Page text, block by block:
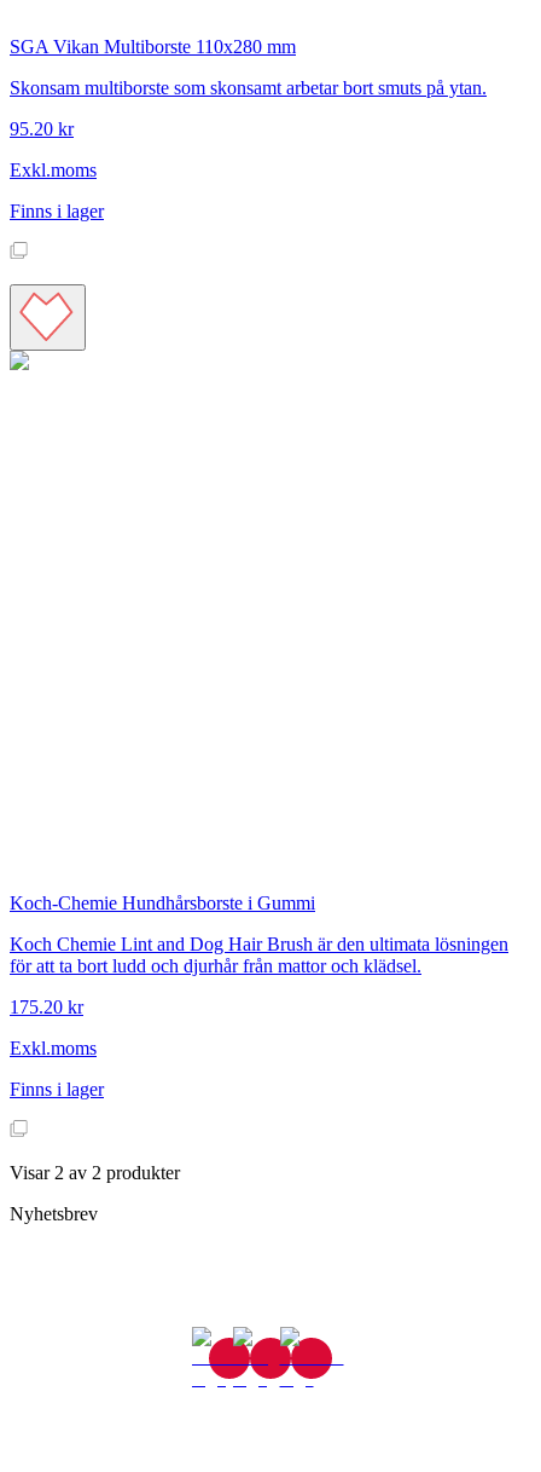
SGA Vikan Multiborste 110x280 mm
Skonsam multiborste som skonsamt arbetar bort smuts på ytan.
95.20 kr
Exkl.moms
Finns i lager
Koch-Chemie Hundhårsborste i Gummi
Koch Chemie Lint and Dog Hair Brush är den ultimata lösningen
för att ta bort ludd och djurhår från mattor och klädsel.
175.20 kr
Exkl.moms
Finns i lager
Visar2 av 2 produkter
Nyhetsbrev